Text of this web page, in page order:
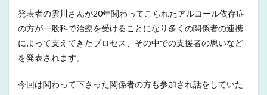
発表者の雲川さんが20年関わってこられたアルコール依存症
の方が一般科で治療を受けることになり多くの関係者の連携
によって支えてきたプロセス、その中での支援者の思いなど
を発表されます。
今回は関わって下さった関係者の方も参加され話をしていた